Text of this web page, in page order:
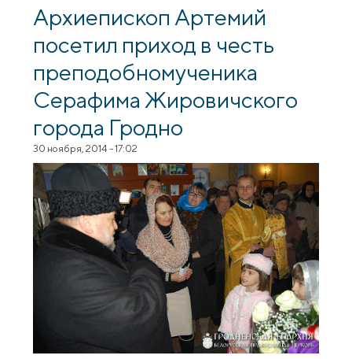
Архиепископ Артемий
посетил приход в честь
преподобномученика
Серафима Жировичского
города Гродно
30 ноября, 2014 - 17:02